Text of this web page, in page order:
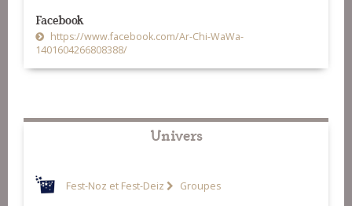
Facebook
https://www.facebook.com/Ar-Chi-WaWa-
1401604266808388/
Univers
Fest-Noz et Fest-Deiz Groupes